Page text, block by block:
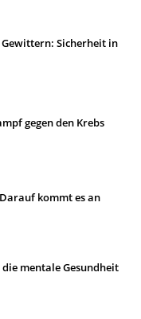
Sicherheit in
gegen den Krebs
kommt es an
die mentale Gesundheit